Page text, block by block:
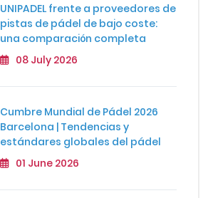
UNIPADEL frente a proveedores de
pistas de pádel de bajo coste:
una comparación completa
08 July 2026
Cumbre Mundial de Pádel 2026
Barcelona | Tendencias y
estándares globales del pádel
01 June 2026